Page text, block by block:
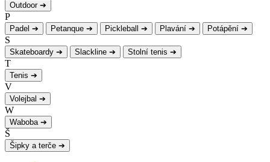
Outdoor ➔
P
Padel ➔ Petanque ➔ Pickleball ➔ Plavání ➔ Potápění ➔
S
Skateboardy ➔ Slackline ➔ Stolní tenis ➔
T
Tenis ➔
V
Volejbal ➔
W
Waboba ➔
Š
Šipky a terče ➔